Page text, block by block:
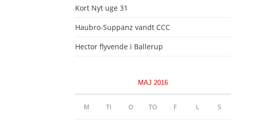
Kort Nyt uge 31
Haubro-Suppanz vandt CCC
Hector flyvende i Ballerup
MAJ 2016
M TI O TO F L S